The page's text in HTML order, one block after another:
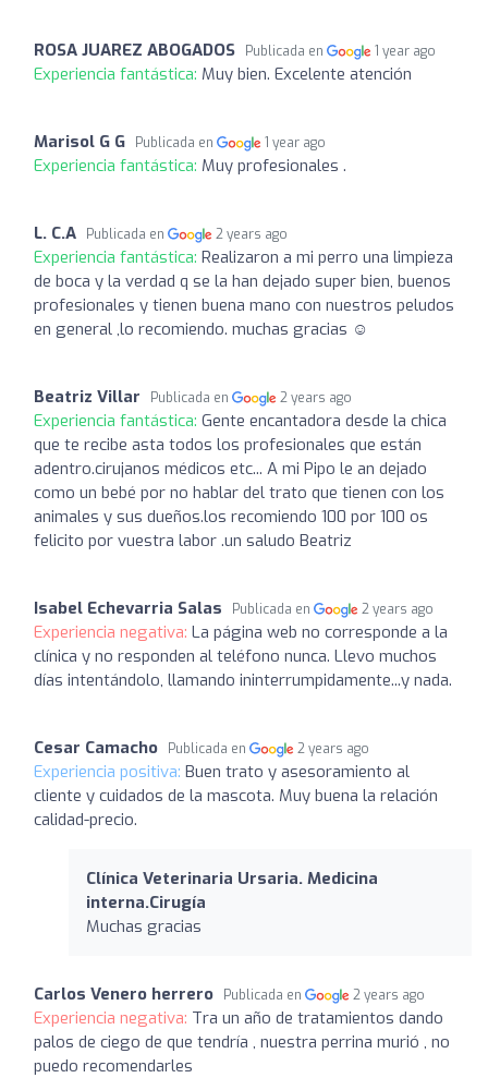
ROSA JUAREZ ABOGADOS Publicada en 1 year ago
Experiencia fantástica: Muy bien. Excelente atención
Marisol G G Publicada en 1 year ago
Experiencia fantástica: Muy profesionales .
L. C.A Publicada en 2 years ago
Experiencia fantástica: Realizaron a mi perro una limpieza
de boca y la verdad q se la han dejado super bien, buenos
profesionales y tienen buena mano con nuestros peludos
en general ,lo recomiendo. muchas gracias ☺️
Beatriz Villar Publicada en 2 years ago
Experiencia fantástica: Gente encantadora desde la chica
que te recibe asta todos los profesionales que están
adentro.cirujanos médicos etc... A mi Pipo le an dejado
como un bebé por no hablar del trato que tienen con los
animales y sus dueños.los recomiendo 100 por 100 os
felicito por vuestra labor .un saludo Beatriz
Isabel Echevarria Salas Publicada en 2 years ago
Experiencia negativa: La página web no corresponde a la
clínica y no responden al teléfono nunca. Llevo muchos
días intentándolo, llamando ininterrumpidamente...y nada.
Cesar Camacho Publicada en 2 years ago
Experiencia positiva: Buen trato y asesoramiento al
cliente y cuidados de la mascota. Muy buena la relación
calidad-precio.
Clínica Veterinaria Ursaria. Medicina
interna.Cirugía
Muchas gracias
Carlos Venero herrero Publicada en 2 years ago
Experiencia negativa: Tra un año de tratamientos dando
palos de ciego de que tendría , nuestra perrina murió , no
puedo recomendarles